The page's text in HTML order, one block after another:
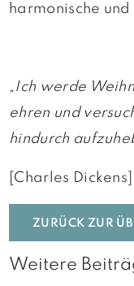
harmonische
„Ich werde
ehren und
hindurch
[Charles Dickens]
ZURÜCK ZUR
Weitere